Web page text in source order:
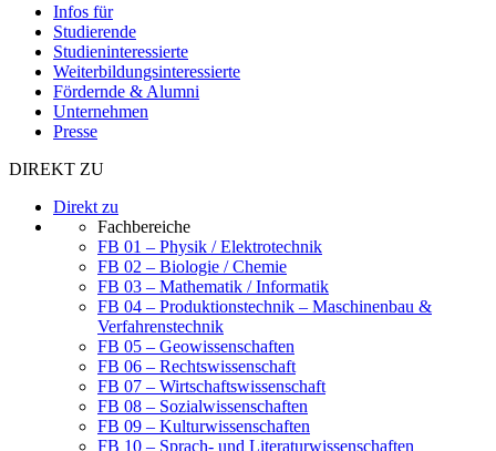
Infos für
Studierende
Studieninteressierte
Weiterbildungsinteressierte
Fördernde & Alumni
Unternehmen
Presse
DIREKT ZU
Direkt zu
Fachbereiche
FB 01 – Physik / Elektrotechnik
FB 02 – Biologie / Chemie
FB 03 – Mathematik / Informatik
FB 04 – Produktionstechnik – Maschinenbau &
Verfahrenstechnik
FB 05 – Geowissenschaften
FB 06 – Rechtswissenschaft
FB 07 – Wirtschaftswissenschaft
FB 08 – Sozialwissenschaften
FB 09 – Kulturwissenschaften
FB 10 – Sprach- und Literaturwissenschaften